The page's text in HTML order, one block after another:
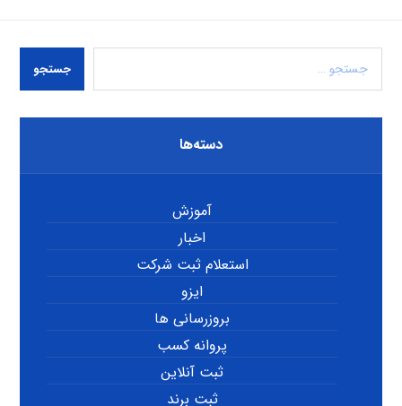
جستجو
دسته‌ها
آموزش
اخبار
استعلام ثبت شرکت
ایزو
بروزرسانی ها
پروانه کسب
ثبت آنلاین
ثبت برند